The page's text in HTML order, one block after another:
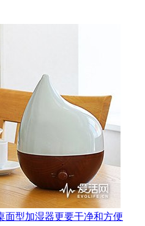
面型加湿器更要干净和方便